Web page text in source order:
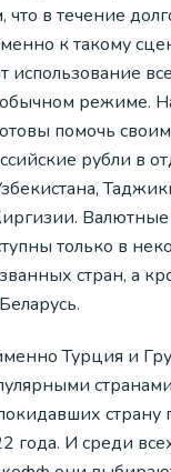
что в течение
к такому
использование
режиме.
помочь
рубли в
только в
стран, а
Турция и
страну
года. И среди